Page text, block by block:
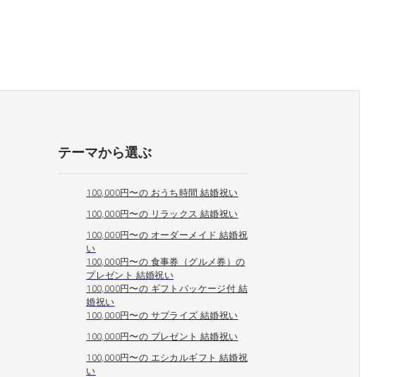
テーマから選ぶ
100,000円〜の おうち時間 結婚祝い
100,000円〜の リラックス 結婚祝い
100,000円〜の オーダーメイド 結婚祝
い
100,000円〜の 食事券（グルメ券）の
プレゼント 結婚祝い
100,000円〜の ギフトパッケージ付 結
婚祝い
100,000円〜の サプライズ 結婚祝い
100,000円〜の プレゼント 結婚祝い
100,000円〜の エシカルギフト 結婚祝
い